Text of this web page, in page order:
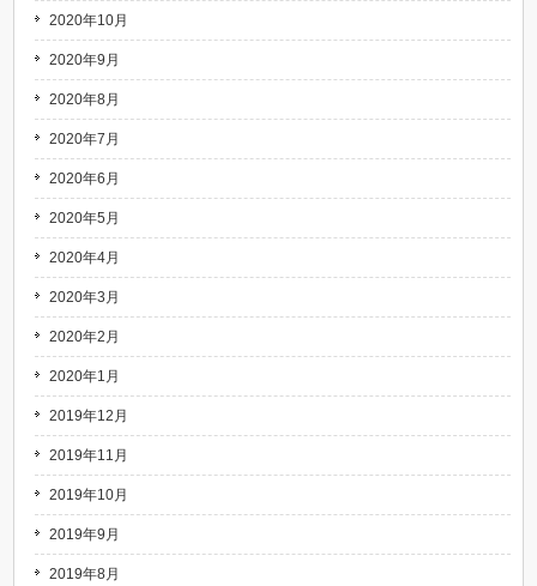
2020年10月
2020年9月
2020年8月
2020年7月
2020年6月
2020年5月
2020年4月
2020年3月
2020年2月
2020年1月
2019年12月
2019年11月
2019年10月
2019年9月
2019年8月